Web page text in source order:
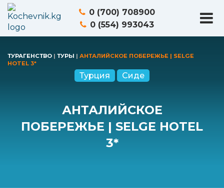
0 (700) 708900
0 (554) 993043
ТУРАГЕНСТВО | ТУРЫ | АНТАЛИЙСКОЕ ПОБЕРЕЖЬЕ | SELGE
HOTEL 3*
Турция Сиде
АНТАЛИЙСКОЕ
ПОБЕРЕЖЬЕ | SELGE HOTEL
3*